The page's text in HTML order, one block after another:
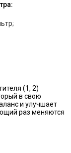
(1, 2)
в свою
и улучшает
раз меняются